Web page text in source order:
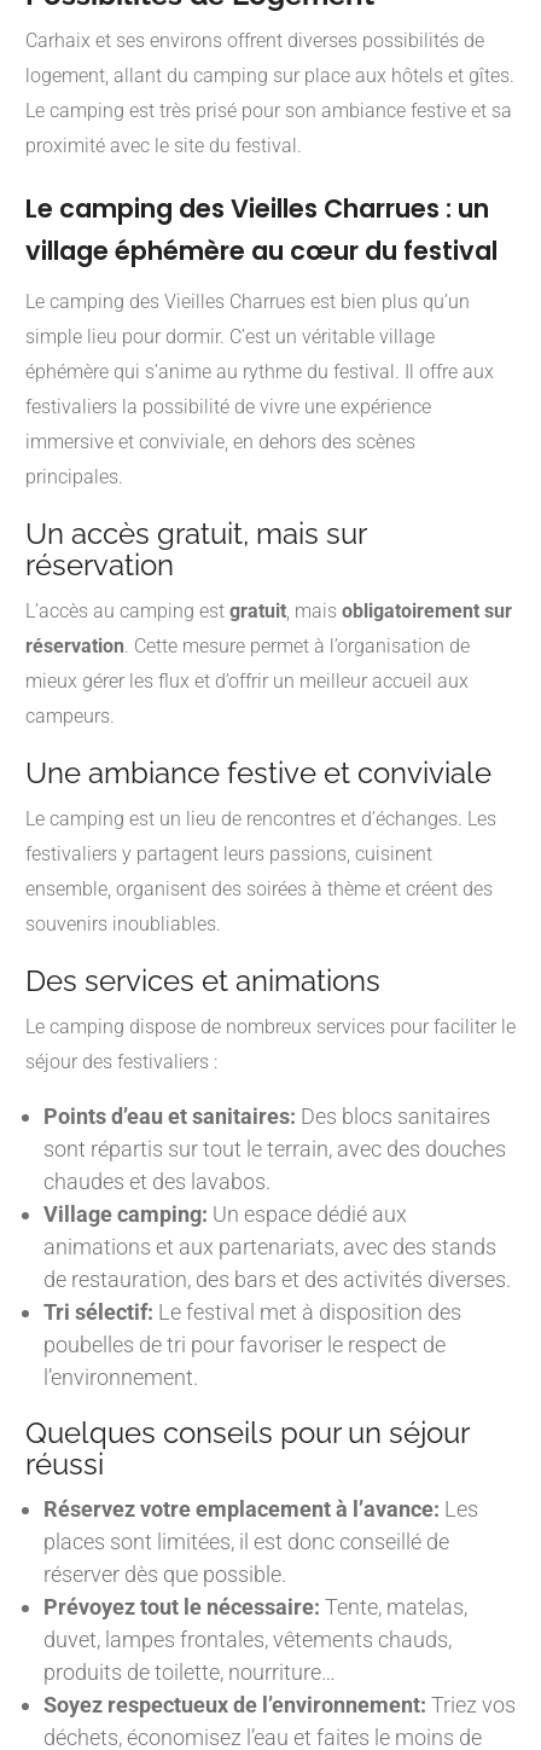
Carhaix et ses environs offrent diverses possibilités de
logement, allant du camping sur place aux hôtels et gîtes.
Le camping est très prisé pour son ambiance festive et sa
proximité avec le site du festival.
Le camping des Vieilles Charrues : un
village éphémère au cœur du festival
Le camping des Vieilles Charrues est bien plus qu’un
simple lieu pour dormir. C’est un véritable village
éphémère qui s’anime au rythme du festival. Il offre aux
festivaliers la possibilité de vivre une expérience
immersive et conviviale, en dehors des scènes
principales.
Un accès gratuit, mais sur
réservation
L’accès au camping est gratuit , mais obligatoirement sur
réservation . Cette mesure permet à l’organisation de
mieux gérer les flux et d’offrir un meilleur accueil aux
campeurs.
Une ambiance festive et conviviale
Le camping est un lieu de rencontres et d’échanges. Les
festivaliers y partagent leurs passions, cuisinent
ensemble, organisent des soirées à thème et créent des
souvenirs inoubliables.
Des services et animations
Le camping dispose de nombreux services pour faciliter le
séjour des festivaliers :
Points d’eau et sanitaires: Des blocs sanitaires
sont répartis sur tout le terrain, avec des douches
chaudes et des lavabos.
Village camping: Un espace dédié aux
animations et aux partenariats, avec des stands
de restauration, des bars et des activités diverses.
Tri sélectif: Le festival met à disposition des
poubelles de tri pour favoriser le respect de
l’environnement.
Quelques conseils pour un séjour
réussi
Réservez votre emplacement à l’avance: Les
places sont limitées, il est donc conseillé de
réserver dès que possible.
Prévoyez tout le nécessaire: Tente, matelas,
duvet, lampes frontales, vêtements chauds,
produits de toilette, nourriture…
Soyez respectueux de l’environnement: Triez vos
déchets, économisez l’eau et faites le moins de